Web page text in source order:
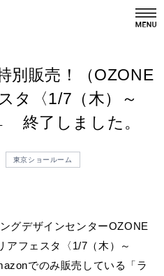
カタログ請求
別販売！（OZONE
タ〈1/7（木）～
終了しました。
東京ショールーム
グデザインセンターOZONE
アフェスタ〈1/7（木）～
でのみ販売している「ラ